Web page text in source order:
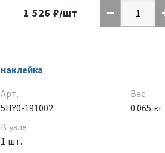
1 526 ₽/шт
наклейка
Арт.
5HY0-191002
В узле
1 шт.
Вес
0.065 кг